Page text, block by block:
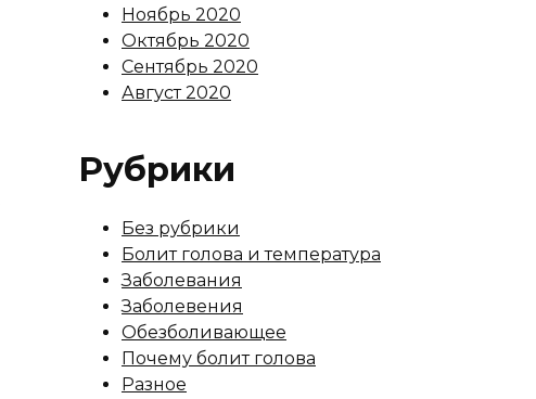
Ноябрь 2020
Октябрь 2020
Сентябрь 2020
Август 2020
Рубрики
Без рубрики
Болит голова и температура
Заболевания
Заболевения
Обезболивающее
Почему болит голова
Разное